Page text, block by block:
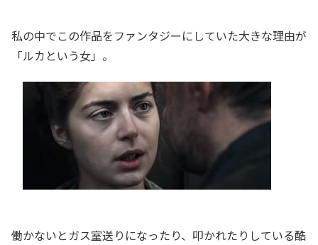
私の中でこの作品をファンタジーにしていた大きな理由が
「ルカという女」。
働かないとガス室送りになったり、叩かれたりしている酷